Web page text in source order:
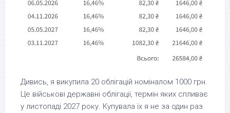
Дивись, я викупила 20 облігацій номіналом 1000 грн.
Це військові державні облігації, термін яких спливає
у листопаді 2027 року. Купувала їх я не за один раз.